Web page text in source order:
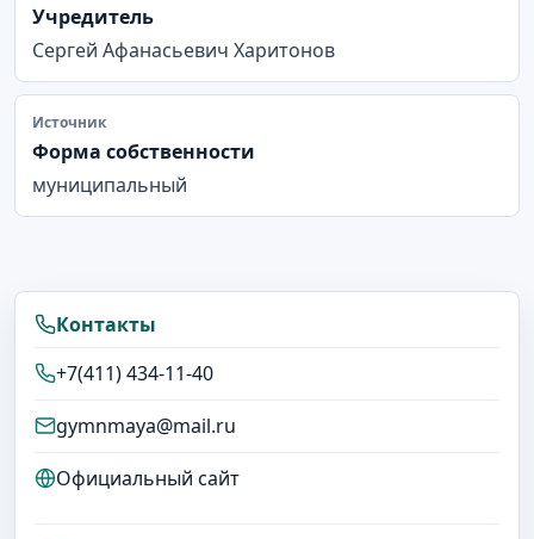
Учредитель
Сергей Афанасьевич Харитонов
Источник
Форма собственности
муниципальный
Контакты
+7(411) 434-11-40
gymnmaya@mail.ru
Официальный сайт